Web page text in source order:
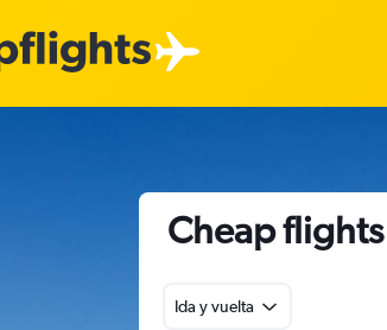
Cheap
Ida y vuelta